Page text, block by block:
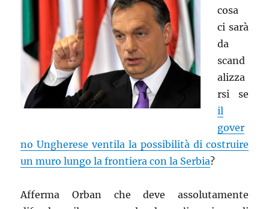
cosa
ci sarà
da
scand
alizza
rsi se
il
gover
no Ungherese ventila la possibilità di costruire
un muro lungo la frontiera con la Serbia?
Afferma Orban che deve assolutamente